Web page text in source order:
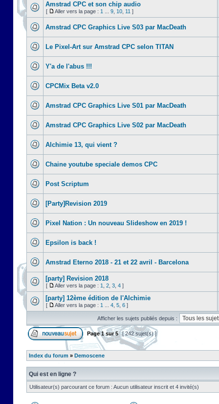
Amstrad CPC et son chip audio
[ Aller vers la page : 1 9 10 11 ]
Amstrad CPC Graphics Live S03 par MacDeath
Le Pixel-Art sur Amstrad CPC selon TITAN
Y'a de l'abus !!!
CPCMix Beta v2.0
Amstrad CPC Graphics Live S01 par MacDeath
Amstrad CPC Graphics Live S02 par MacDeath
Alchimie 13, qui vient ?
Chaine youtube speciale demos CPC
Post Scriptum
[Party]Revision 2019
Pixel Nation : Un nouveau Slideshow en 2019 !
Epsilon is back !
Amstrad Eterno 2018 - 21 et 22 avril - Barcelona
[party] Revision 2018
[ Aller vers la page : 1 2 3 4 ]
[party] 12ème édition de l'Alchimie
[ Aller vers la page : 1 4 5 6 ]
Afficher les sujets publiés depuis :
Page1sur5 [ 242 sujet(s) ]
Index du forum » Demoscene
Qui est en ligne ?
Utilisateur(s) parcourant ce forum : Aucun utilisateur inscrit et 4 invité(s)